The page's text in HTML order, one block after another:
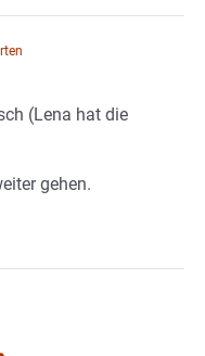
(Lena hat die
gehen.